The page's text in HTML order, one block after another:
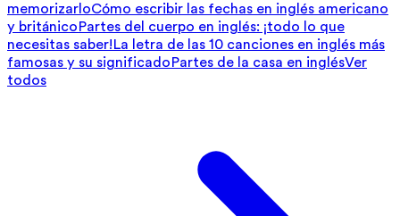
memorizarloCómo escribir las fechas en inglés americano
y británicoPartes del cuerpo en inglés: ¡todo lo que
necesitas saber!La letra de las 10 canciones en inglés más
famosas y su significadoPartes de la casa en inglésVer
todos